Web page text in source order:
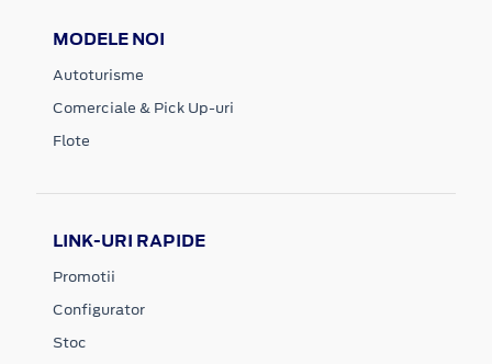
MODELE NOI
Autoturisme
Comerciale & Pick Up-uri
Flote
LINK-URI RAPIDE
Promotii
Configurator
Stoc